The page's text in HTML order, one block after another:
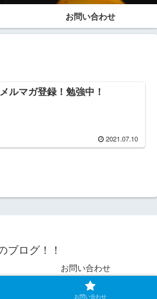
お問い合わせ
メルマガ登録！勉強中！
2021.07.10
ブログ！！
お問い合わせ
お問い合わせ